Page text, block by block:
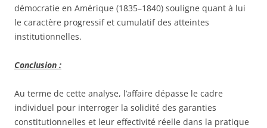
démocratie en Amérique (1835–1840) souligne quant à lui
le caractère progressif et cumulatif des atteintes
institutionnelles.
Conclusion :
Au terme de cette analyse, l’affaire dépasse le cadre
individuel pour interroger la solidité des garanties
constitutionnelles et leur effectivité réelle dans la pratique